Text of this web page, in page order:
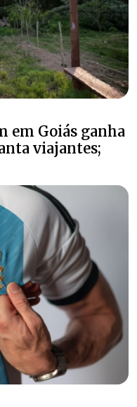
em Goiás ganha
viajantes;